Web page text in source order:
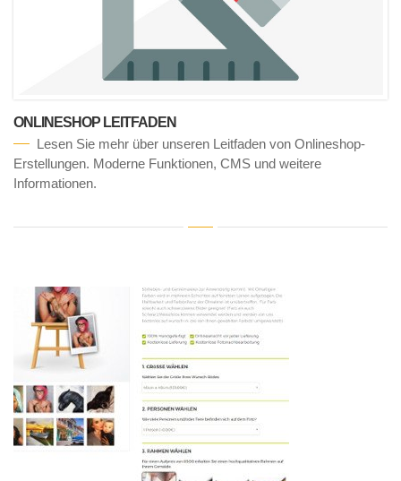
ONLINESHOP LEITFADEN
Lesen Sie mehr über unseren Leitfaden von Onlineshop-
Erstellungen. Moderne Funktionen, CMS und weitere
Informationen.